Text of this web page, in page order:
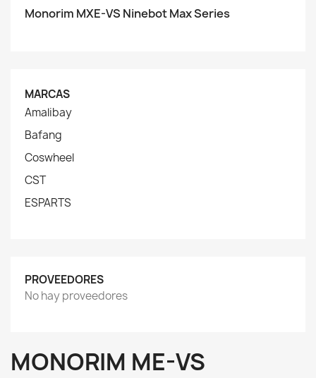
Monorim MXE-VS Ninebot Max Series
MARCAS
Amalibay
Bafang
Coswheel
CST
ESPARTS
PROVEEDORES
No hay proveedores
MONORIM ME-VS